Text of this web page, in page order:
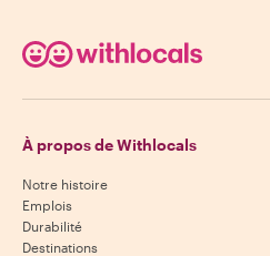
À propos de Withlocals
Notre histoire
Emplois
Durabilité
Destinations